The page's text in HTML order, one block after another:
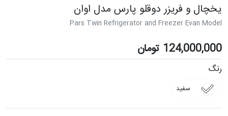
یخچال و فریزر دوقلو پارس مدل اوان
Pars Twin Refrigerator and Freezer Evan Model
124,000,000 تومان
رنگ
سفید